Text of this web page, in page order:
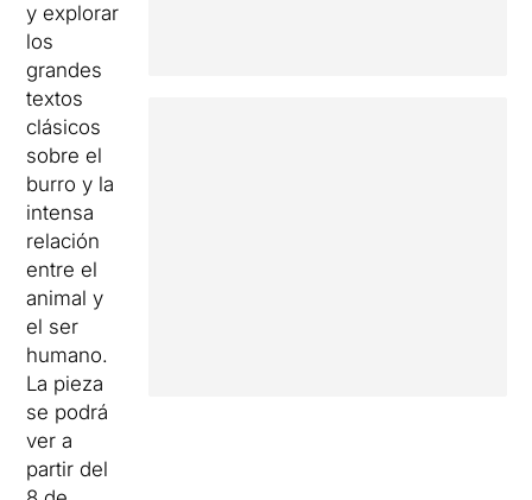
y explorar
los
grandes
textos
clásicos
sobre el
burro y la
intensa
relación
entre el
animal y
el ser
humano.
La pieza
se podrá
ver a
partir del